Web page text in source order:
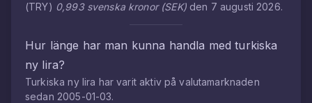
(TRY) 0,993 svenska kronor(SEK)den 7 augusti 2026.
Hur länge har man kunna handla medturkiska
ny lira?
Turkiska ny lira har varit aktiv på valutamarknaden
sedan 2005-01-03.